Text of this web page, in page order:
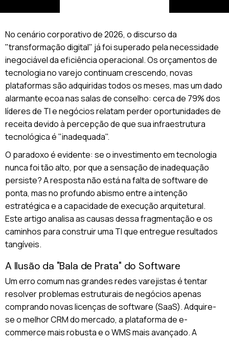
No cenário corporativo de 2026, o discurso da
"transformação digital" já foi superado pela necessidade
inegociável da eficiência operacional. Os orçamentos de
tecnologia no varejo continuam crescendo, novas
plataformas são adquiridas todos os meses, mas um dado
alarmante ecoa nas salas de conselho: cerca de 79% dos
líderes de TI e negócios relatam perder oportunidades de
receita devido à percepção de que sua infraestrutura
tecnológica é "inadequada".
O paradoxo é evidente: se o investimento em tecnologia
nunca foi tão alto, por que a sensação de inadequação
persiste? A resposta não está na falta de software de
ponta, mas no profundo abismo entre a intenção
estratégica e a capacidade de execução arquitetural.
Este artigo analisa as causas dessa fragmentação e os
caminhos para construir uma TI que entregue resultados
tangíveis.
A Ilusão da "Bala de Prata" do Software
Um erro comum nas grandes redes varejistas é tentar
resolver problemas estruturais de negócios apenas
comprando novas licenças de software (SaaS). Adquire-
se o melhor CRM do mercado, a plataforma de e-
commerce mais robusta e o WMS mais avançado. A